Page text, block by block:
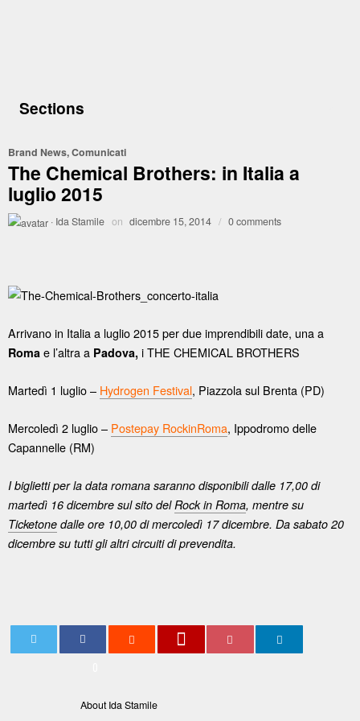
Sections
Brand News,Comunicati
The Chemical Brothers: in Italia a
luglio 2015
· Ida Stamile on dicembre 15, 2014 / 0 comments
Arrivano in Italia a luglio 2015 per due imprendibili date, una a
Roma e l’altra a Padova, i THE CHEMICAL BROTHERS
Martedì 1 luglio – Hydrogen Festival, Piazzola sul Brenta (PD)
Mercoledì 2 luglio – Postepay RockinRoma, Ippodromo delle
Capannelle (RM)
I biglietti per la data romana saranno disponibili dalle 17,00 di
martedì 16 dicembre sul sito delRock in Roma, mentre su
Ticketone dalle ore 10,00 di mercoledì 17 dicembre. Da sabato 20
dicembre su tutti gli altri circuiti di prevendita.
About Ida Stamile